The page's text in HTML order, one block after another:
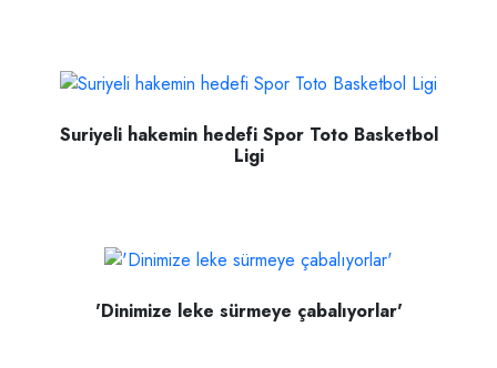
Suriyeli hakemin hedefi Spor Toto Basketbol
Ligi
'Dinimize leke sürmeye çabalıyorlar'